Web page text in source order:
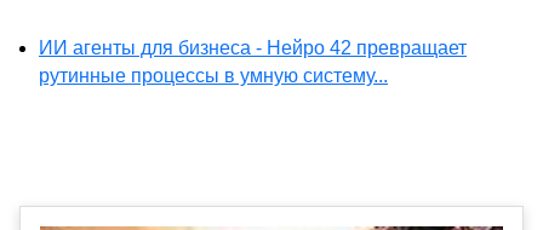
ИИ агенты для бизнеса - Нейро 42 превращает
рутинные процессы в умную систему...